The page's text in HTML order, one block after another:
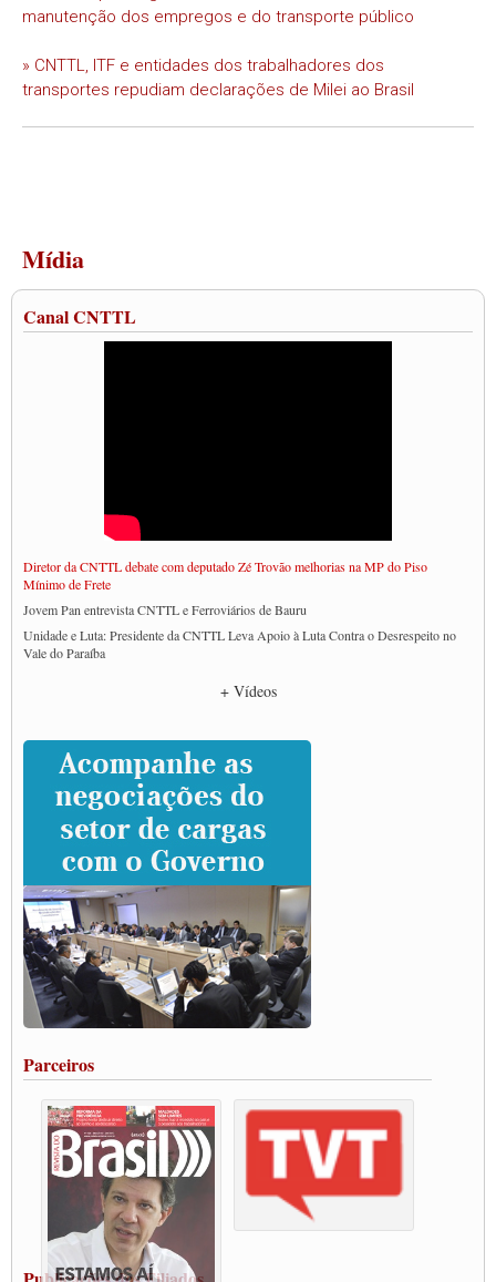
manutenção dos empregos e do transporte público
» CNTTL, ITF e entidades dos trabalhadores dos
transportes repudiam declarações de Milei ao Brasil
Mídia
Canal CNTTL
Diretor da CNTTL debate com deputado Zé Trovão melhorias na MP do Piso
Mínimo de Frete
Jovem Pan entrevista CNTTL e Ferroviários de Bauru
Unidade e Luta: Presidente da CNTTL Leva Apoio à Luta Contra o Desrespeito no
Vale do Paraíba
Caminhoneiros prometem paralisação e cobram diálogo com Lula
CNTTL e lideranças de caminhoneiros participam de debate sobre saúde nas
rodovias
Paulinho e Litti debatem política global para transporte rodoviário de cargas na
SUTCRA no Uruguai
Grande Conquista da Categoria transporte de Cargas e Caminhoneiros Autonomos
ENCONTRO INTERNACIONAL EM APOIO A CLASSE TRABALHADORA
DO BRASIL E A ELEIÇÃO 2022
Carta às Brasileiras e aos Brasileiros em Defesa do Estado Democrático de Direito
Paulinho, presidente da CNTTL, faz balanço do 3º Congresso da CNTTL
Caminhoneiros aprovam greve a partir do 1º de novembro
Rodoviários de Feira Santana fazem Assembleia para avaliar proposta de reajuste
salarial
Vacina Já: Lockdown de 24 horas dos trabalhadores em transportes está mantido,
Condutores de Guarulhos farão greve sanitária nesta terça-feira (20)
Paralisação dos Caminhoneiros na #BR285, entrocamento que liga o Mercosul ao
Rio Grande
Caminhoneiros bloqueiam duas faixas na Castello Branco e fazem protesto
Modal-Live #13 Aumento da Violência Contra Mulher e o Adoecimento da Classe
Trabalhadora em Tempos de Pandemia
MODAL-LIVE#12 POLÍTICAS PÚBLICAS DE TRANSPORTE PARA A
CLASSE TRABALHADORA E ELEIÇÕES NA PANDEMIA
+ Vídeos
Parceiros